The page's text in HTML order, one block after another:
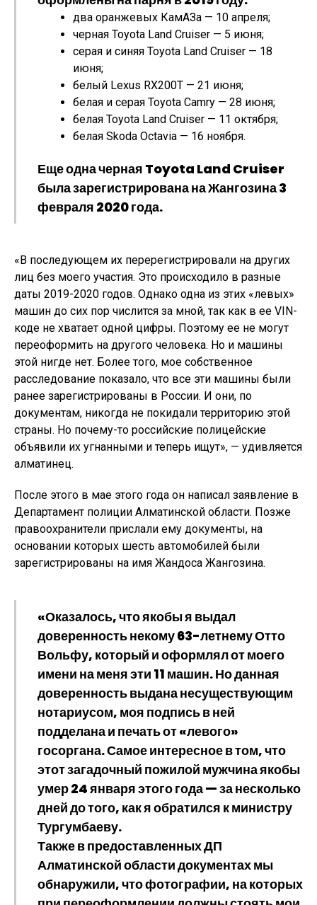
два оранжевых КамАЗа — 10 апреля;
черная Toyota Land Cruiser — 5 июня;
серая и синяя Toyota Land Cruiser — 18
июня;
белый Lexus RX200Т — 21 июня;
белая и серая Toyota Camry — 28 июня;
белая Toyota Land Cruiser — 11 октября;
белая Skoda Octavia — 16 ноября.
Еще одна черная Toyota Land Cruiser
была зарегистрирована на Жангозина 3
февраля 2020 года.
«В последующем их перерегистрировали на других
лиц без моего участия. Это происходило в разные
даты 2019-2020 годов. Однако одна из этих «левых»
машин до сих пор числится за мной, так как в ее VIN-
коде не хватает одной цифры. Поэтому ее не могут
переоформить на другого человека. Но и машины
этой нигде нет. Более того, мое собственное
расследование показало, что все эти машины были
ранее зарегистрированы в России. И они, по
документам, никогда не покидали территорию этой
страны. Но почему-то российские полицейские
объявили их угнанными и теперь ищут», — удивляется
алматинец.
После этого в мае этого года он написал заявление в
Департамент полиции Алматинской области. Позже
правоохранители прислали ему документы, на
основании которых шесть автомобилей были
зарегистрированы на имя Жандоса Жангозина.
«Оказалось, что якобы я выдал
доверенность некому 63-летнему Отто
Вольфу, который и оформлял от моего
имени на меня эти 11 машин. Но данная
доверенность выдана несуществующим
нотариусом, моя подпись в ней
подделана и печать от «левого»
госоргана. Самое интересное в том, что
этот загадочный пожилой мужчина якобы
умер 24 января этого года — за несколько
дней до того, как я обратился к министру
Тургумбаеву.
Также в предоставленных ДП
Алматинской области документах мы
обнаружили, что фотографии, на которых